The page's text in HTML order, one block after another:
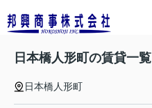
日本橋人形町の賃貸一覧
日本橋人形町